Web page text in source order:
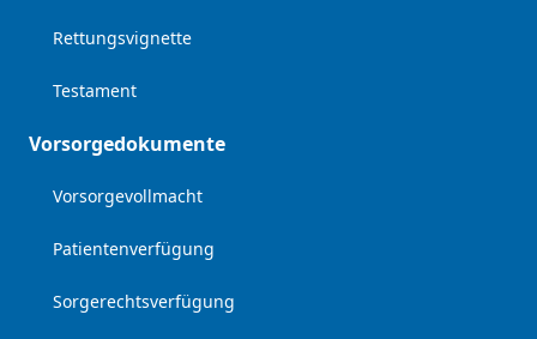
Rettungsvignette
Testament
Vorsorgedokumente
Vorsorgevollmacht
Patientenverfügung
Sorgerechtsverfügung